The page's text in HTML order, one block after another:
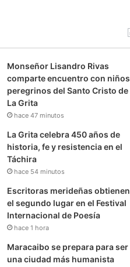
Monseñor Lisandro Rivas
comparte encuentro con niños
peregrinos del Santo Cristo de
La Grita
hace 47 minutos
La Grita celebra 450 años de
historia, fe y resistencia en el
Táchira
hace 54 minutos
Escritoras merideñas obtienen
el segundo lugar en el Festival
Internacional de Poesía
hace 1 hora
Maracaibo se prepara para ser
una ciudad más humanista